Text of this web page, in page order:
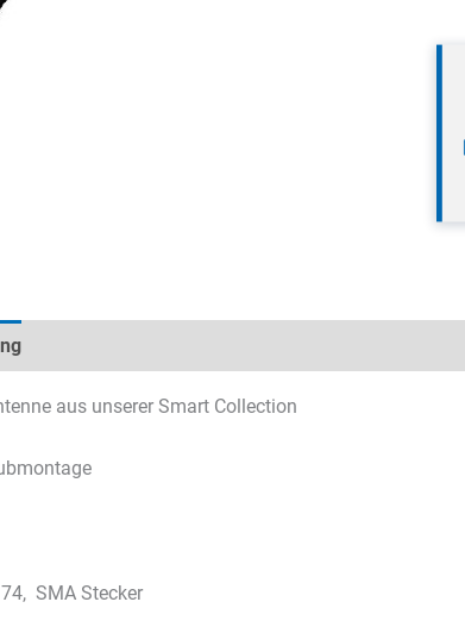
aus unserer Smart Collection
SMA Stecker